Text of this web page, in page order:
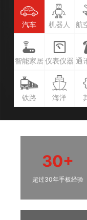
汽车 机器人 航
智能家居 仪表仪器 通
铁路 海洋
30+
超过30年手板经验